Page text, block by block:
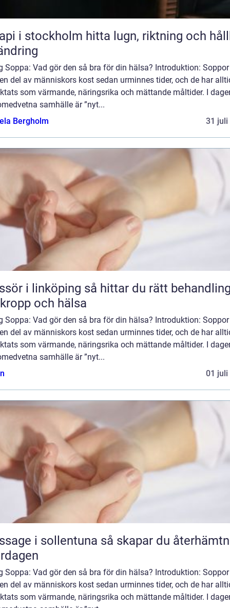
hitta lugn, riktning och hållbar
Soppa: Vad gör den så bra för din hälsa? Introduktion:
del av människors kost sedan urminnes tider, och de har
som värmande, näringsrika och mättande måltider. I
samhälle är ”nyt...
Bergholm
31 juli
så hittar du rätt behandling
och hälsa
Soppa: Vad gör den så bra för din hälsa? Introduktion:
del av människors kost sedan urminnes tider, och de har
som värmande, näringsrika och mättande måltider. I
samhälle är ”nyt...
01 juli
i sollentuna så skapar du återhämtning
Soppa: Vad gör den så bra för din hälsa? Introduktion:
del av människors kost sedan urminnes tider, och de har
som värmande, näringsrika och mättande måltider. I